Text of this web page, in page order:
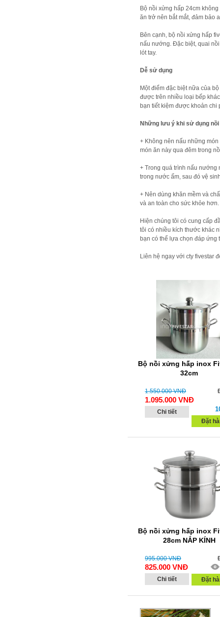
Bộ nồi xửng hấp 24cm
ăn trở nên bắt mắt, đảm bảo
Bên cạnh, bộ nồi xửng hấp
nấu nướng. Đặc biệt, quai
lót tay.
Dễ sử dụng
Một điểm đặc biệt nữa của
được trên nhiều loại bếp
bạn tiết kiệm được khoản
Những lưu ý khi sử dụng
+ Không nên nấu những
món ăn này qua đêm trong
+ Trong quá trình nấu nướng
trong nước ấm, sau đó vệ
+ Nên dùng khăn mềm và
và an toàn cho sức khỏe hơn.
Hiện chúng tôi có cung cấp
tôi có nhiều kích thước khác
bạn có thể lựa chọn đáp ứng
Liên hệ ngay với cty fivestar
Bộ nồi xửng hấp inox
32cm
1.550.000VNĐ
1.095.000 VNĐ
Chi tiết
Đặt
Bộ nồi xửng hấp inox
28cm NẮP KÍNH
995.000VNĐ
825.000 VNĐ
Chi tiết Đặt